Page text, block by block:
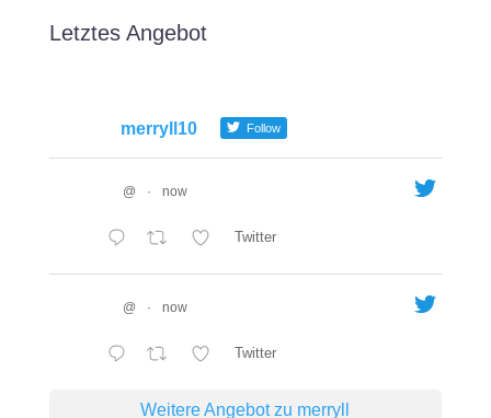
Letztes Angebot
merryll10 Follow
@ · now
Twitter
@ · now
Twitter
Weitere Angebot zu merryll